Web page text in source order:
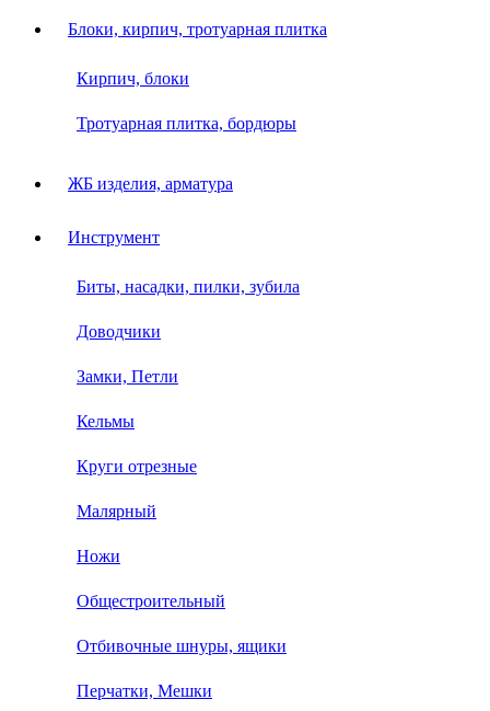
Блоки, кирпич, тротуарная плитка
Кирпич, блоки
Тротуарная плитка, бордюры
ЖБ изделия, арматура
Инструмент
Биты, насадки, пилки, зубила
Доводчики
Замки, Петли
Кельмы
Круги отрезные
Малярный
Ножи
Общестроительный
Отбивочные шнуры, ящики
Перчатки, Мешки